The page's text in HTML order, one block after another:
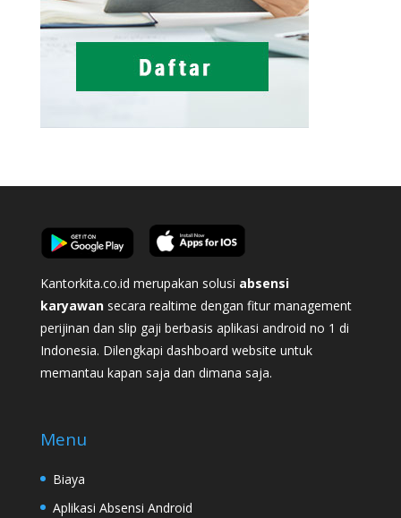
Kantorkita.co.id merupakan solusi absensi
karyawan secara realtime dengan fitur management
perijinan dan slip gaji berbasis aplikasi android no 1 di
Indonesia. Dilengkapi dashboard website untuk
memantau kapan saja dan dimana saja.
Menu
Biaya
Aplikasi Absensi Android